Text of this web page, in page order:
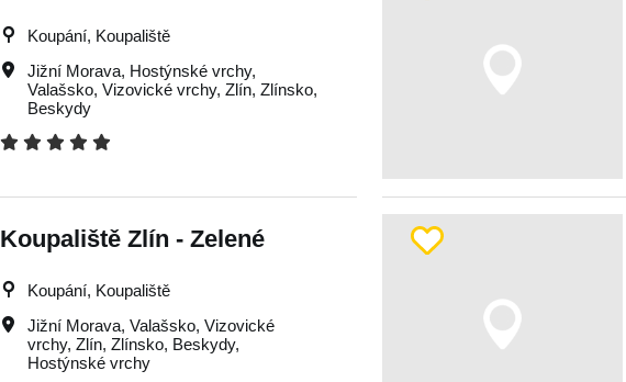
Koupání, Koupaliště
Jižní Morava, Hostýnské vrchy,
Valašsko,Vizovické vrchy,Zlín,Zlínsko,
Beskydy
Koupaliště Zlín - Zelené
Koupání, Koupaliště
Jižní Morava,Valašsko,Vizovické
vrchy,Zlín,Zlínsko, Beskydy,
Hostýnské vrchy